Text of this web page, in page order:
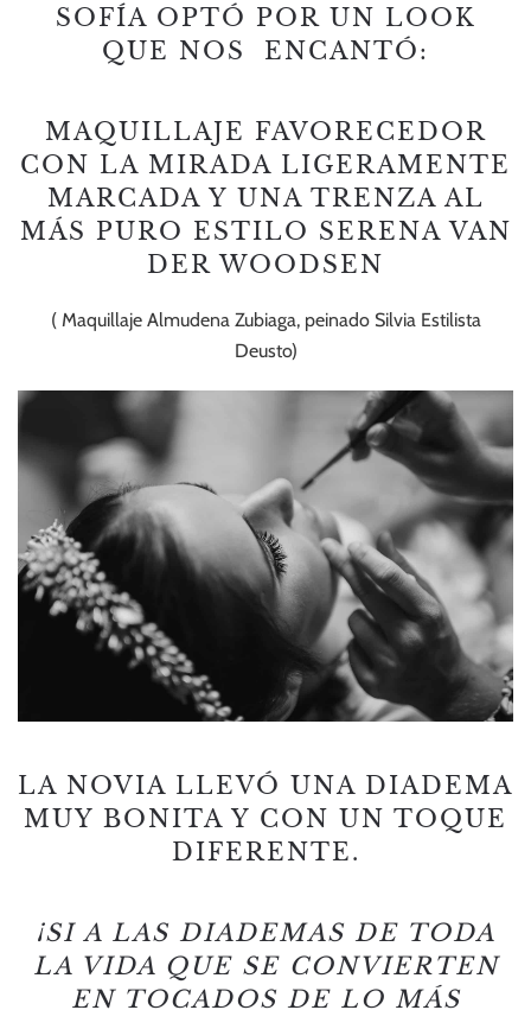
SOFÍA OPTÓ POR UN LOOK
QUE NOS ENCANTÓ:
MAQUILLAJE FAVORECEDOR
CON LA MIRADA LIGERAMENTE
MARCADA Y UNA TRENZA AL
MÁS PURO ESTILO SERENA VAN
DER WOODSEN
( Maquillaje Almudena Zubiaga, peinado Silvia Estilista
Deusto)
LA NOVIA LLEVÓ UNA DIADEMA
MUY BONITA Y CON UN TOQUE
DIFERENTE.
¡SI A LAS DIADEMAS DE TODA
LA VIDA QUE SE CONVIERTEN
EN TOCADOS DE LO MÁS